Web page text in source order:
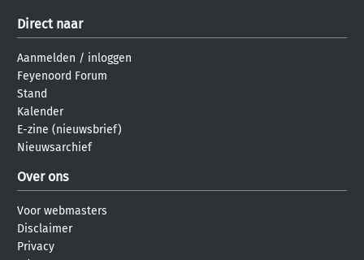
Direct naar
Aanmelden / inloggen
Feyenoord Forum
Stand
Kalender
E-zine (nieuwsbrief)
Nieuwsarchief
Over ons
Voor webmasters
Disclaimer
Privacy